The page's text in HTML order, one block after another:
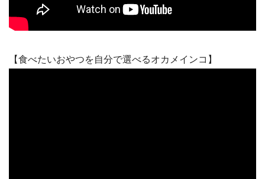
【食べたいおやつを自分で選べるオカメインコ】